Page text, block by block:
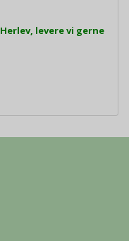
levere vi gerne